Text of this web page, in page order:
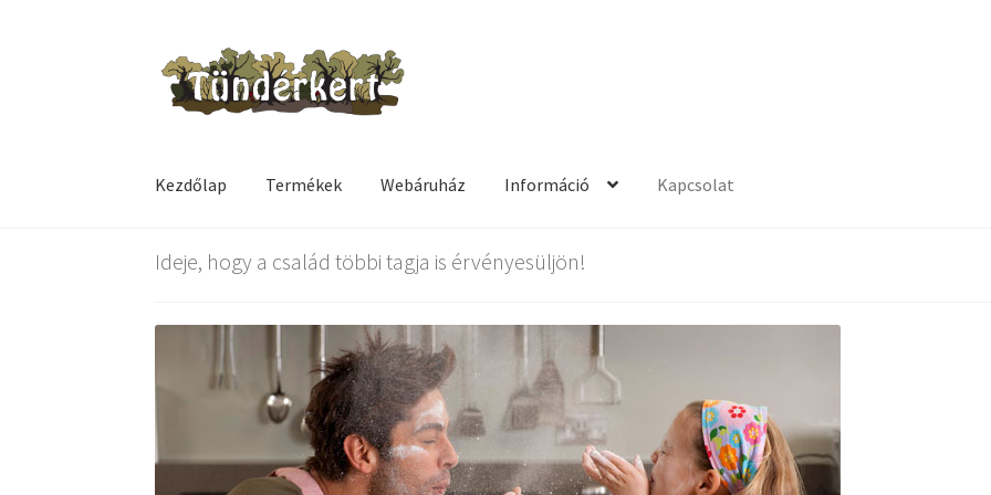
Ugrás
navigációhoz
Kilépés
tartalomba
Kezdőlap Termékek Webáruház Információ Kapcsolat
KezdőlapAdventi naptárCheckout Fiókom Információ Kapcsolat
Ideje, hogy a család többi tagja is érvényesüljön!